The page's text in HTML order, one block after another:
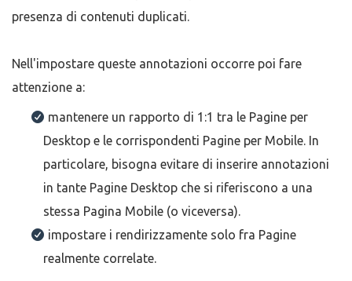
presenza di contenuti duplicati.
Nell'impostare queste annotazioni occorre poi fare
attenzione a:
mantenere un rapporto di 1:1 tra le Pagine per
Desktop e le corrispondenti Pagine per Mobile. In
particolare, bisogna evitare di inserire annotazioni
in tante Pagine Desktop che si riferiscono a una
stessa Pagina Mobile (o viceversa).
impostare i rendirizzamente solo fra Pagine
realmente correlate.